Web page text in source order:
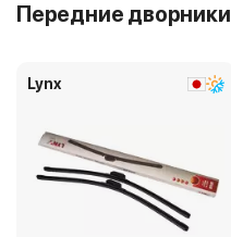
Передние дворники
Lynx